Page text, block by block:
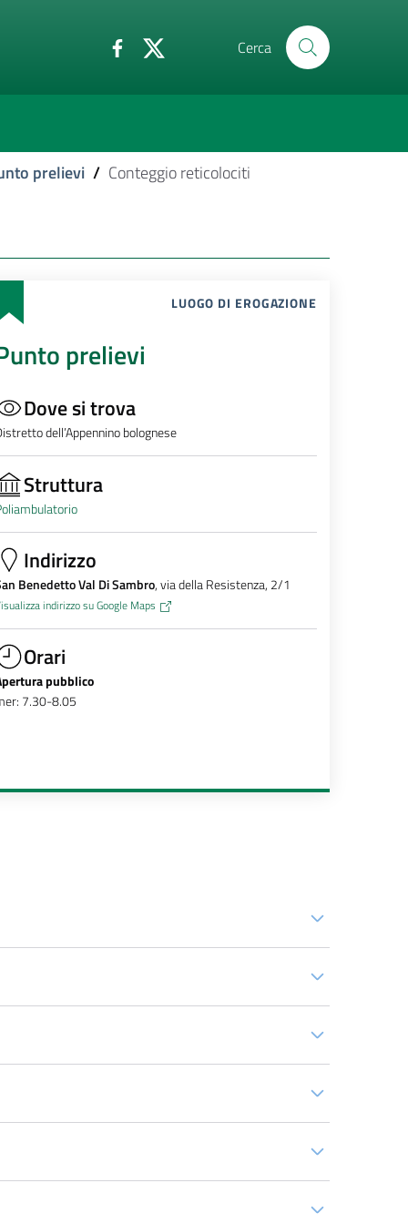
Cerca
prelievi / Conteggio reticolociti
LUOGO DI EROGAZIONE
prelievi
Dove si trova
dell’Appennino bolognese
Struttura
Indirizzo
Benedetto Val Di Sambro, via della Resistenza, 2/1
indirizzo su Google Maps
Orari
pubblico
7.30-8.05